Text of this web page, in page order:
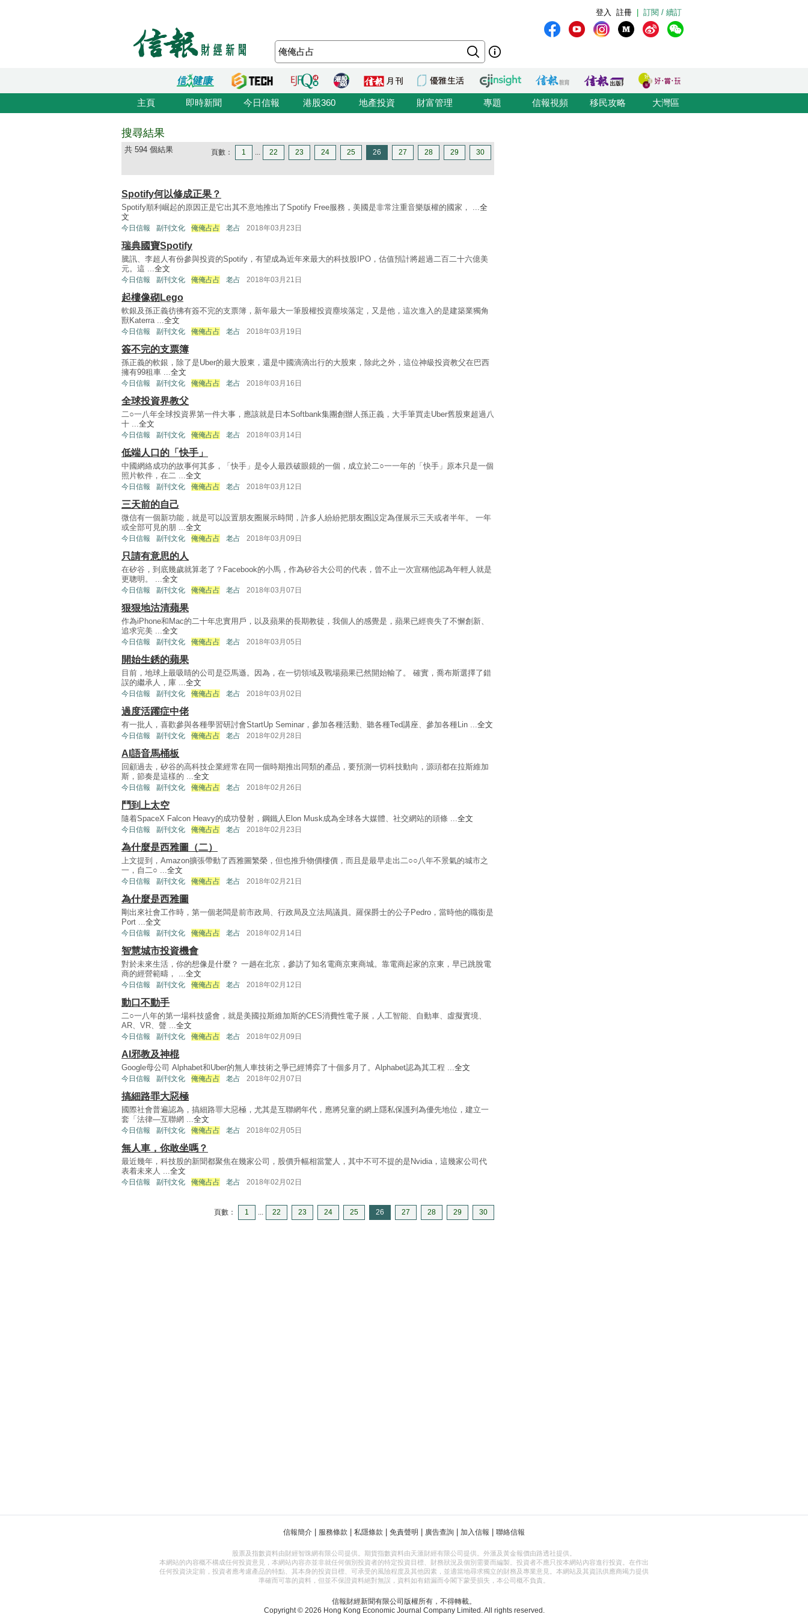
訂閱 / 續訂
註冊
登入
主頁 即時新聞 今日信報 港股360 地產投資 財富管理 專題 信報視頻 移民攻略 大灣區
搜尋結果
共 594 個結果 頁數： 1 ... 22 23 24 25 26 27 28 29 30
Spotify何以修成正果？
Spotify順利崛起的原因正是它出其不意地推出了Spotify Free服務，美國是非常注重音樂版權的國家， ...全
文
今日信報 副刊文化 俺俺占占 老占 2018年03月23日
瑞典國寶Spotify
騰訊、李超人有份參與投資的Spotify，有望成為近年來最大的科技股IPO，估值預計將超過二百二十六億美
元。這 ...全文
今日信報 副刊文化 俺俺占占 老占 2018年03月21日
起樓像砌Lego
軟銀及孫正義彷彿有簽不完的支票簿，新年最大一筆股權投資塵埃落定，又是他，這次進入的是建築業獨角
獸Katerra ...全文
今日信報 副刊文化 俺俺占占 老占 2018年03月19日
簽不完的支票簿
孫正義的軟銀，除了是Uber的最大股東，還是中國滴滴出行的大股東，除此之外，這位神級投資教父在巴西
擁有99租車 ...全文
今日信報 副刊文化 俺俺占占 老占 2018年03月16日
全球投資界教父
二○一八年全球投資界第一件大事，應該就是日本Softbank集團創辦人孫正義，大手筆買走Uber舊股東超過八
十 ...全文
今日信報 副刊文化 俺俺占占 老占 2018年03月14日
低端人口的「快手」
中國網絡成功的故事何其多，「快手」是令人最跌破眼鏡的一個，成立於二○一一年的「快手」原本只是一個
照片軟件，在二 ...全文
今日信報 副刊文化 俺俺占占 老占 2018年03月12日
三天前的自己
微信有一個新功能，就是可以設置朋友圈展示時間，許多人紛紛把朋友圈設定為僅展示三天或者半年。 一年
或全部可見的朋 ...全文
今日信報 副刊文化 俺俺占占 老占 2018年03月09日
只請有意思的人
在矽谷，到底幾歲就算老了？Facebook的小馬，作為矽谷大公司的代表，曾不止一次宣稱他認為年輕人就是
更聰明。 ...全文
今日信報 副刊文化 俺俺占占 老占 2018年03月07日
狠狠地沽清蘋果
作為iPhone和Mac的二十年忠實用戶，以及蘋果的長期教徒，我個人的感覺是，蘋果已經喪失了不懈創新、
追求完美 ...全文
今日信報 副刊文化 俺俺占占 老占 2018年03月05日
開始生銹的蘋果
目前，地球上最吸睛的公司是亞馬遜。因為，在一切領域及戰場蘋果已然開始輸了。 確實，喬布斯選擇了錯
誤的繼承人，庫 ...全文
今日信報 副刊文化 俺俺占占 老占 2018年03月02日
過度活躍症中佬
有一批人，喜歡參與各種學習研討會StartUp Seminar，參加各種活動、聽各種Ted講座、參加各種Lin ...全文
今日信報 副刊文化 俺俺占占 老占 2018年02月28日
AI語音馬桶板
回顧過去，矽谷的高科技企業經常在同一個時期推出同類的產品，要預測一切科技動向，源頭都在拉斯維加
斯，節奏是這樣的 ...全文
今日信報 副刊文化 俺俺占占 老占 2018年02月26日
鬥到上太空
隨着SpaceX Falcon Heavy的成功發射，鋼鐵人Elon Musk成為全球各大媒體、社交網站的頭條 ...全文
今日信報 副刊文化 俺俺占占 老占 2018年02月23日
為什麼是西雅圖（二）
上文提到，Amazon擴張帶動了西雅圖繁榮，但也推升物價樓價，而且是最早走出二○○八年不景氣的城市之
一，自二○ ...全文
今日信報 副刊文化 俺俺占占 老占 2018年02月21日
為什麼是西雅圖
剛出來社會工作時，第一個老闆是前市政局、行政局及立法局議員。羅保爵士的公子Pedro，當時他的職銜是
Port ...全文
今日信報 副刊文化 俺俺占占 老占 2018年02月14日
智慧城市投資機會
對於未來生活，你的想像是什麼？ 一趟在北京，參訪了知名電商京東商城。靠電商起家的京東，早已跳脫電
商的經營範疇， ...全文
今日信報 副刊文化 俺俺占占 老占 2018年02月12日
動口不動手
二○一八年的第一場科技盛會，就是美國拉斯維加斯的CES消費性電子展，人工智能、自動車、虛擬實境、
AR、VR、聲 ...全文
今日信報 副刊文化 俺俺占占 老占 2018年02月09日
AI邪教及神棍
Google母公司 Alphabet和Uber的無人車技術之爭已經博弈了十個多月了。Alphabet認為其工程 ...全文
今日信報 副刊文化 俺俺占占 老占 2018年02月07日
搞細路罪大惡極
國際社會普遍認為，搞細路罪大惡極，尤其是互聯網年代，應將兒童的網上隱私保護列為優先地位，建立一
套「法律—互聯網 ...全文
今日信報 副刊文化 俺俺占占 老占 2018年02月05日
無人車，你敢坐嗎？
最近幾年，科技股的新聞都聚焦在幾家公司，股價升幅相當驚人，其中不可不提的是Nvidia，這幾家公司代
表着未來人 ...全文
今日信報 副刊文化 俺俺占占 老占 2018年02月02日
頁數： 1 ... 22 23 24 25 26 27 28 29 30
信報簡介 服務條款 私隱條款 免責聲明 廣告查詢 加入信報 聯絡信報
股票及指數資料由財經智珠網有限公司提供。期貨指數資料由天滙財經有限公司提供。外滙及黃金報價由路透社提供。
本網站的內容概不構成任何投資意見，本網站內容亦並非就任何個別投資者的特定投資目標、財務狀況及個別需要而編製。投資者不應只按本網站內容進行投資。在作出
任何投資決定前，投資者應考慮產品的特點、其本身的投資目標、可承受的風險程度及其他因素，並適當地尋求獨立的財務及專業意見。本網站及其資訊供應商竭力提供
準確而可靠的資料，但並不保證資料絕對無誤，資料如有錯漏而令閣下蒙受損失，本公司概不負責。
信報財經新聞有限公司版權所有，不得轉載。
Copyright © 2026 Hong Kong Economic Journal Company Limited. All rights reserved.